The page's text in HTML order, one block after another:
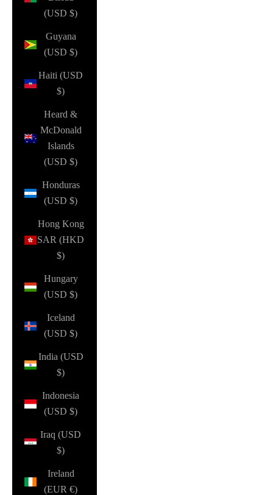
(USD $)
Guyana
(USD $)
Haiti (USD
$)
Heard &
McDonald
Islands
(USD $)
Honduras
(USD $)
Hong Kong
SAR (HKD
$)
Hungary
(USD $)
Iceland
(USD $)
India (USD
$)
Indonesia
(USD $)
Iraq (USD
$)
Ireland
(EUR €)